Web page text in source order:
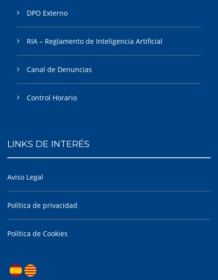
DPO Externo
RIA – Reglamento de Inteligencia Artificial
Canal de Denuncias
Control Horario
LINKS DE INTERÉS
Aviso Legal
Política de privacidad
Política de Cookies